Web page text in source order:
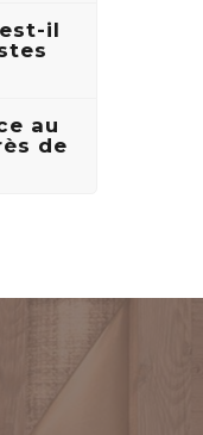
il
au
de